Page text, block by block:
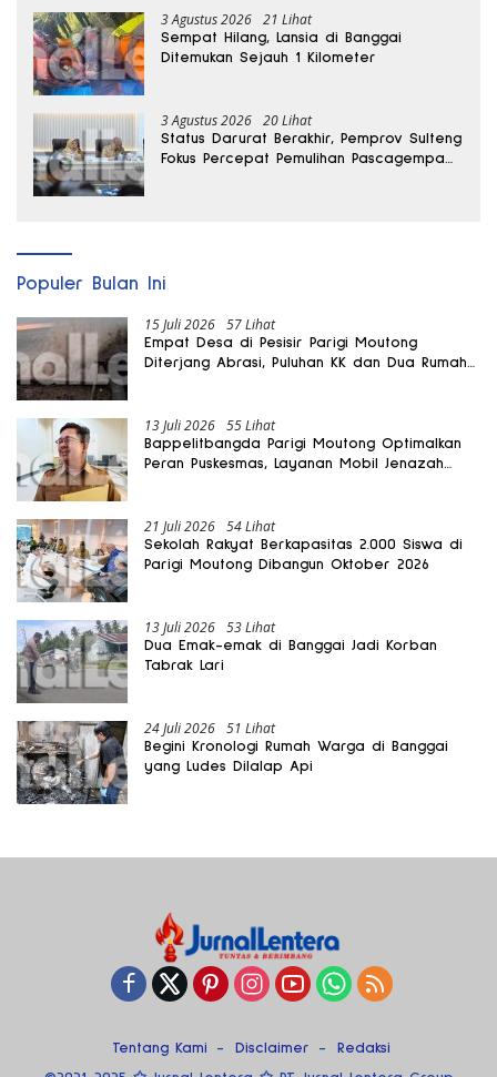
3 Agustus 2026 21 Lihat
Sempat Hilang, Lansia di Banggai
Ditemukan Sejauh 1 Kilometer
3 Agustus 2026 20 Lihat
Status Darurat Berakhir, Pemprov Sulteng
Fokus Percepat Pemulihan Pascagempa
Populer Bulan Ini
15 Juli 2026 57 Lihat
Empat Desa di Pesisir Parigi Moutong
Diterjang Abrasi, Puluhan KK dan Dua Rumah
13 Juli 2026 55 Lihat
Bappelitbangda Parigi Moutong Optimalkan
Peran Puskesmas, Layanan Mobil Jenazah
21 Juli 2026 54 Lihat
Sekolah Rakyat Berkapasitas 2.000 Siswa di
Parigi Moutong Dibangun Oktober 2026
13 Juli 2026 53 Lihat
Dua Emak-emak di Banggai Jadi Korban
Tabrak Lari
24 Juli 2026 51 Lihat
Begini Kronologi Rumah Warga di Banggai
yang Ludes Dilalap Api
Tentang Kami Disclaimer
Redaksi